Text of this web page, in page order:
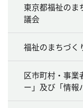
東京都福祉のま
議会
福祉のまちづく
区市町村・事業
ー」及び「情報